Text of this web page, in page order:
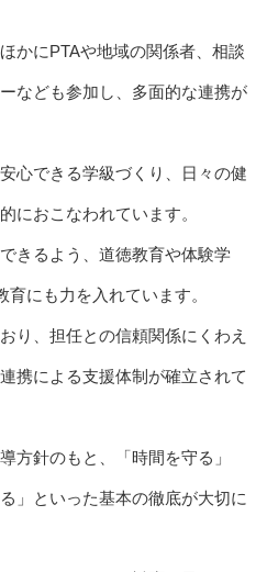
かにPTAや地域の関係者、相談
なども参加し、多面的な連携が
心できる学級づくり、日々の健
におこなわれています。
きるよう、道徳教育や体験学
にも力を入れています。
り、担任との信頼関係にくわえ
携による支援体制が確立されて
方針のもと、「時間を守る」
」といった基本の徹底が大切に